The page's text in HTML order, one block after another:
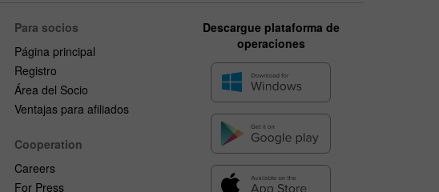
Para socios
Página principal
Registro
Área del Socio
Ventajas para afiliados
Cooperation
Careers
For Press
Descargue plataforma de
operaciones